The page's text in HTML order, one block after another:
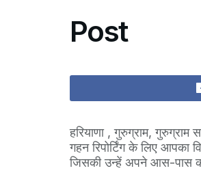
Post
हरियाणा , गुरुग्राम,
गहन रिपोर्टिंग के लिए आपका
जिसकी उन्हें अपने आस-पास